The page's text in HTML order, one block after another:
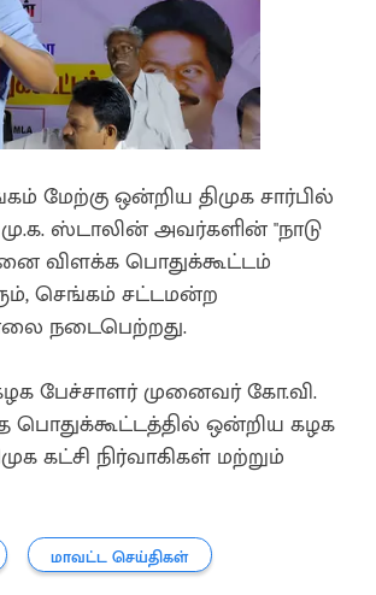
ஒன்றிய திமுக சார்பில்
ஸ்டாலின் அவர்களின் "நாடு
விளக்க பொதுக்கூட்டம்
செங்கம் சட்டமன்ற
நடைபெற்றது.
பேச்சாளர் முனைவர் கோ.வி.
பொதுக்கூட்டத்தில் ஒன்றிய கழக
கட்சி நிர்வாகிகள் மற்றும்
மாவட்ட செய்திகள்